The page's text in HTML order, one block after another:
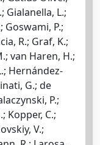
Gialanella, L.;
Goswami, P.;
R.; Graf, K.;
van Haren, H.;
Hernández-
G.; de
P.;
Kopper, C.;
V.;